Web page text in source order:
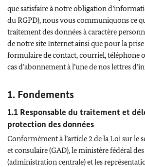
que satisfaire à notre obligation
du RGPD), nous vous communiquons ce
traitement des données à caractère
de notre site Internet ainsi que pour la
formulaire de contact, courriel, téléphone
cas d’abonnement à l’une de nos lettres
1. Fondements
1.1 Responsable du traitement et
protection des données
Conformément à l’article 2 de la Loi sur le
et consulaire (GAD), le ministère fédéral
(administration centrale) et les